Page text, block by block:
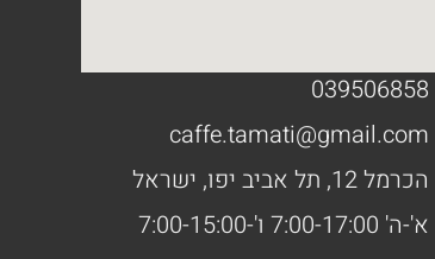
039506858
caffe.tamati@gmail.com
הכרמל 12, תל אביב יפו, ישראל
א'-ה' 7:00-17:00 ו'-7:00-15:00